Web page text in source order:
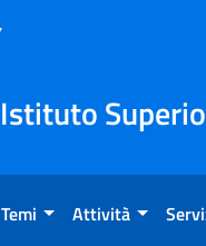
Istituto
Temi Attività